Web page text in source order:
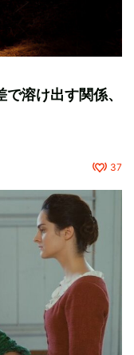
溶け出す関係、
37